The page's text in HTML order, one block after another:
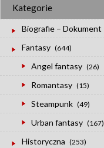
Kategorie
Biografie – Dokument
Fantasy (644)
Angel fantasy (26)
Romantasy (15)
Steampunk (49)
Urban fantasy (167)
Historyczna (253)